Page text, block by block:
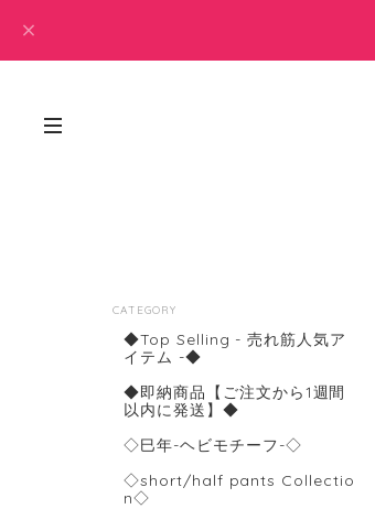
CATEGORY
◆Top Selling - 売れ筋人気ア
イテム -◆
◆即納商品【ご注文から1週間
以内に発送】◆
◇巳年-ヘビモチーフ-◇
◇short/half pants Collectio
n◇